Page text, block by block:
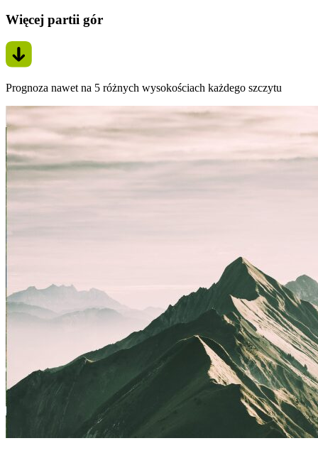
Więcej partii gór
Prognoza nawet na 5 różnych wysokościach każdego szczytu